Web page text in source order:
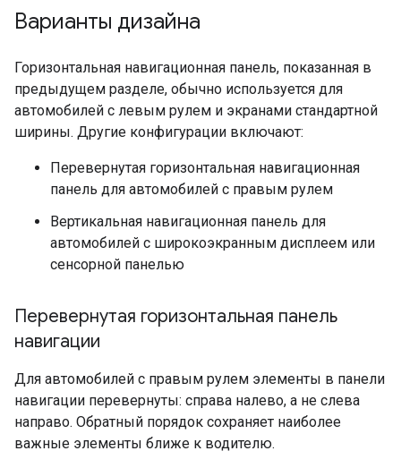
Варианты дизайна
Горизонтальная навигационная панель, показанная в
предыдущем разделе, обычно используется для
автомобилей с левым рулем и экранами стандартной
ширины. Другие конфигурации включают:
Перевернутая горизонтальная навигационная
панель для автомобилей с правым рулем
Вертикальная навигационная панель для
автомобилей с широкоэкранным дисплеем или
сенсорной панелью
Перевернутая горизонтальная панель
навигации
Для автомобилей с правым рулем элементы в панели
навигации перевернуты: справа налево, а не слева
направо. Обратный порядок сохраняет наиболее
важные элементы ближе к водителю.